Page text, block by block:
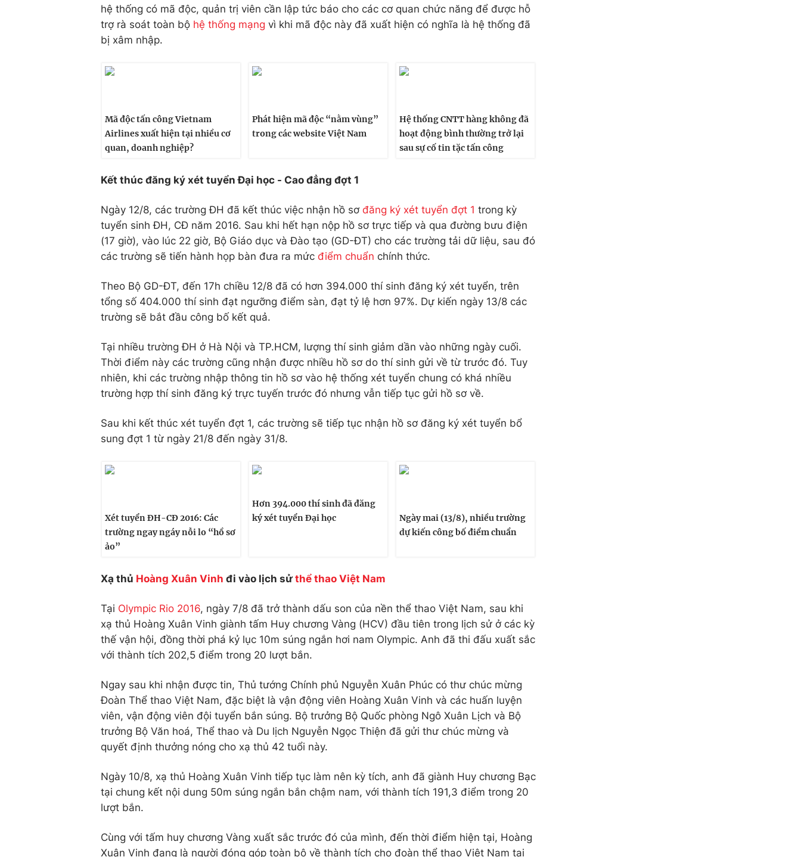
hệ thống có mã độc, quản trị viên cần lập tức báo cho các cơ quan chức năng để được hỗ
trợ rà soát toàn bộ hệ thống mạng vì khi mã độc này đã xuất hiện có nghĩa là hệ thống đã
bị xâm nhập.
Mã độc tấn công Vietnam
Airlines xuất hiện tại nhiều cơ
quan, doanh nghiệp?
Phát hiện mã độc “nằm vùng”
trong các website Việt Nam
Hệ thống CNTT hàng không đã
hoạt động bình thường trở lại
sau sự cố tin tặc tấn công
Kết thúc đăng ký xét tuyển Đại học - Cao đẳng đợt 1
Ngày 12/8, các trường ĐH đã kết thúc việc nhận hồ sơ đăng ký xét tuyển đợt 1 trong kỳ
tuyển sinh ĐH, CĐ năm 2016. Sau khi hết hạn nộp hồ sơ trực tiếp và qua đường bưu điện
(17 giờ), vào lúc 22 giờ, Bộ Giáo dục và Đào tạo (GD-ĐT) cho các trường tải dữ liệu, sau đó
các trường sẽ tiến hành họp bàn đưa ra mức điểm chuẩn chính thức.
Theo Bộ GD-ĐT, đến 17h chiều 12/8 đã có hơn 394.000 thí sinh đăng ký xét tuyển, trên
tổng số 404.000 thí sinh đạt ngưỡng điểm sàn, đạt tỷ lệ hơn 97%. Dự kiến ngày 13/8 các
trường sẽ bắt đầu công bố kết quả.
Tại nhiều trường ĐH ở Hà Nội và TP.HCM, lượng thí sinh giảm dần vào những ngày cuối.
Thời điểm này các trường cũng nhận được nhiều hồ sơ do thí sinh gửi về từ trước đó. Tuy
nhiên, khi các trường nhập thông tin hồ sơ vào hệ thống xét tuyển chung có khá nhiều
trường hợp thí sinh đăng ký trực tuyến trước đó nhưng vẫn tiếp tục gửi hồ sơ về.
Sau khi kết thúc xét tuyển đợt 1, các trường sẽ tiếp tục nhận hồ sơ đăng ký xét tuyển bổ
sung đợt 1 từ ngày 21/8 đến ngày 31/8.
Xét tuyển ĐH-CĐ 2016: Các
trường ngay ngáy nỗi lo “hồ sơ
ảo”
Hơn 394.000 thí sinh đã đăng
ký xét tuyển Đại học
Ngày mai (13/8), nhiều trường
dự kiến công bố điểm chuẩn
Xạ thủ Hoàng Xuân Vinh đi vào lịch sửthể thao Việt Nam
Tại Olympic Rio 2016, ngày 7/8 đã trở thành dấu son của nền thể thao Việt Nam, sau khi
xạ thủ Hoàng Xuân Vinh giành tấm Huy chương Vàng (HCV) đầu tiên trong lịch sử ở các kỳ
thế vận hội, đồng thời phá kỷ lục 10m súng ngắn hơi nam Olympic. Anh đã thi đấu xuất sắc
với thành tích 202,5 điểm trong 20 lượt bắn.
Ngay sau khi nhận được tin, Thủ tướng Chính phủ Nguyễn Xuân Phúc có thư chúc mừng
Đoàn Thể thao Việt Nam, đặc biệt là vận động viên Hoàng Xuân Vinh và các huấn luyện
viên, vận động viên đội tuyển bắn súng. Bộ trưởng Bộ Quốc phòng Ngô Xuân Lịch và Bộ
trưởng Bộ Văn hoá, Thể thao và Du lịch Nguyễn Ngọc Thiện đã gửi thư chúc mừng và
quyết định thưởng nóng cho xạ thủ 42 tuổi này.
Ngày 10/8, xạ thủ Hoàng Xuân Vinh tiếp tục làm nên kỳ tích, anh đã giành Huy chương Bạc
tại chung kết nội dung 50m súng ngắn bắn chậm nam, với thành tích 191,3 điểm trong 20
lượt bắn.
Cùng với tấm huy chương Vàng xuất sắc trước đó của mình, đến thời điểm hiện tại, Hoàng
Xuân Vinh đang là người đóng góp toàn bộ về thành tích cho đoàn thể thao Việt Nam tại